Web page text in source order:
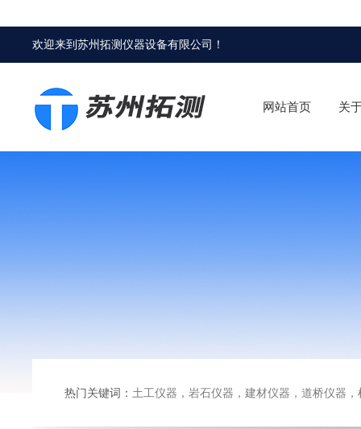
欢迎来到苏州拓测仪器设备有限公司 ！
网站首页 关
热门关键词： 土工仪器，岩石仪器，建材仪器，道桥仪器，检测